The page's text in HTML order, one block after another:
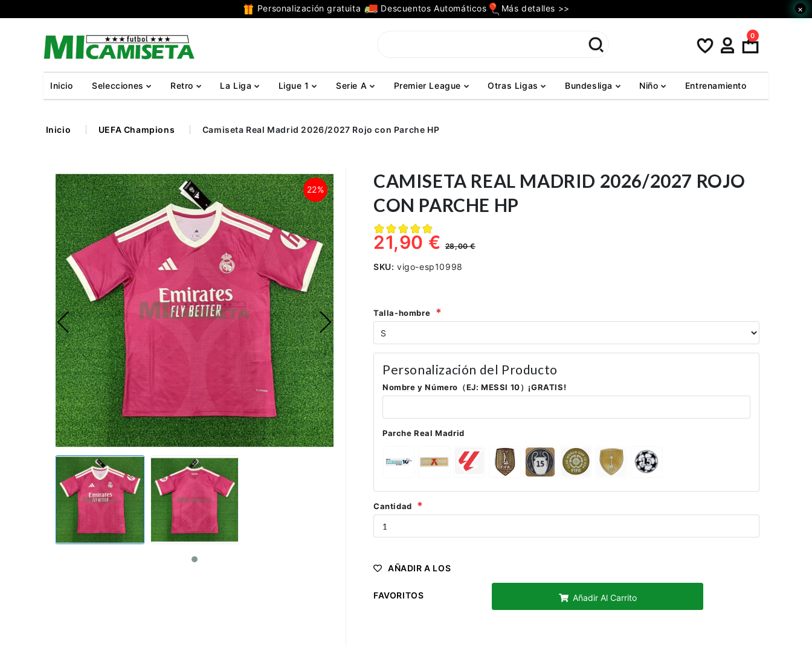
Personalización gratuita Descuentos Automáticos Más detalles >> ×
0
Inicio Selecciones Retro La Liga Ligue 1 Serie A Premier League Otras Ligas Bundesliga Niño Entrenamiento
Inicio UEFA Champions Camiseta Real Madrid 2026/2027 Rojo con Parche HP
22%
CAMISETA REAL MADRID 2026/2027 ROJO
CON PARCHE HP
21,90 €28,00 €
SKU: vigo-esp10998
Talla-hombre
Personalización del Producto
Nombre y Número（EJ: MESSI 10）¡GRATIS!
Parche Real Madrid
Cantidad
AÑADIR A LOS
FAVORITOS Añadir Al Carrito